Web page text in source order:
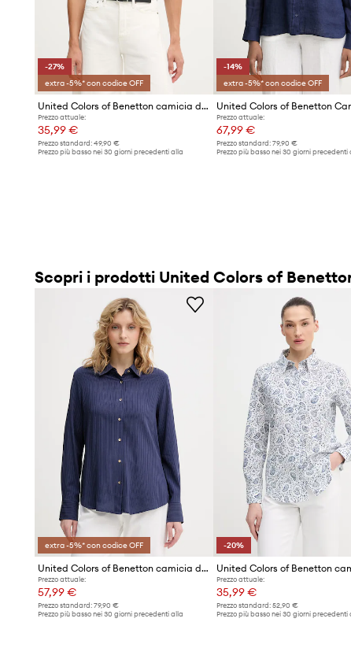
-27%
extra -5%* con codice OFF
United Colors of Benetton camicia da donna con cotone
Prezzo attuale:
35,99 €
Prezzo standard: 49,90 €
Prezzo più basso nei 30 giorni precedenti alla
-14%
extra -5%* con codice OFF
Prezzo attuale:
67,99 €
Prezzo standard:79,90 €
Prezzo più basso nei 30 giorni precedenti
Scopri i prodotti United Colors of
extra -5%* con codice OFF
United Colors of Benetton camicia da donna in viscosa
Prezzo attuale:
57,99 €
Prezzo standard: 79,90 €
Prezzo più basso nei 30 giorni precedenti alla
-20%
Prezzo attuale:
35,99 €
Prezzo standard:52,90 €
Prezzo più basso nei 30 giorni precedenti